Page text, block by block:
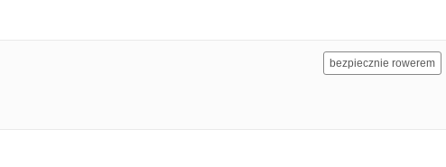
bezpiecznie rowerem